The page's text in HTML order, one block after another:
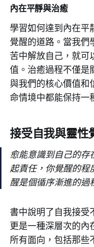
內在平靜與治癒
學習如何達到內在平
覺醒的道路。當我們
苦中解放自己，就可
值。治癒過程不僅是
與我們的核心價值和
命情境中都能保持一
接受自我與靈性
愈能意識到自己的存
起責任，你覺醒的程
醒是個循序漸進的過
書中說明了自我接受
更是一種深層次的內
所有面向，包括那些